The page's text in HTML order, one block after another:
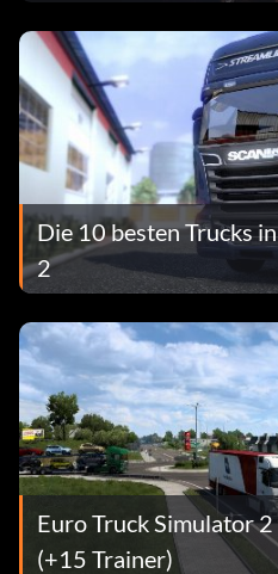
Die 10 besten Trucks
2
Euro Truck Simulator
(+15 Trainer)